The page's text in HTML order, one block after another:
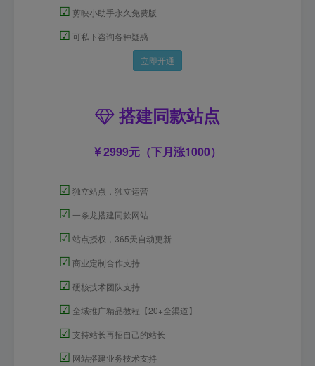
☑ 剪映小助手永久免费版
☑ 可私下咨询各种疑惑
立即开通
搭建同款站点
2999元（下月涨1000）
☑ 独立站点，独立运营
☑ 一条龙搭建同款网站
☑ 站点授权，365天自动更新
☑ 商业定制合作支持
☑ 硬核技术团队支持
☑ 全域推广精品教程【20+全渠道】
☑ 支持站长再招自己的站长
☑ 网站搭建业务技术支持